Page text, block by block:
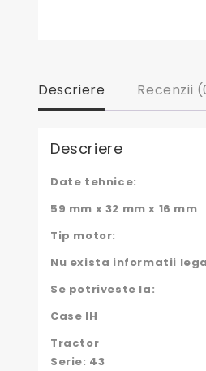
Descriere Recenzii
Descriere
Date tehnice:
59 mm x 32 mm x 16 mm
Tip motor:
Nu exista informatii
Se potriveste la:
Case IH
Tractor
Serie: 43